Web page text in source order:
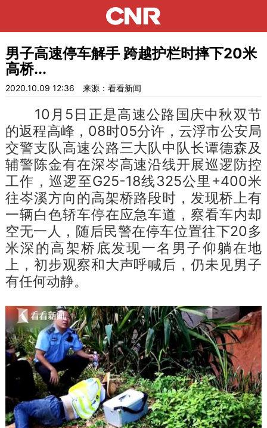
男子高速停车解手 跨越护栏时摔下20米
高桥...
2020.10.09 12:36 来源：看看新闻
10月5日正是高速公路国庆中秋双节
的返程高峰，08时05分许，云浮市公安局
交警支队高速公路三大队中队长谭德森及
辅警陈金有在深岑高速沿线开展巡逻防控
工作，巡逻至G25-18线325公里+400米
往岑溪方向的高架桥路段时，发现桥上有
一辆白色轿车停在应急车道，察看车内却
空无一人，随后民警在停车位置往下20多
米深的高架桥底发现一名男子仰躺在地
上，初步观察和大声呼喊后，仍未见男子
有任何动静。